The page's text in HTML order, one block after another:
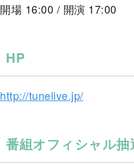
開場 16:00 / 開演 17:00
HP
http://tunelive.jp/
番組オフィシャル抽